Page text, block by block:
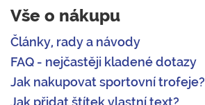
Vše o nákupu
Články, rady a návody
FAQ - nejčastěji kladené dotazy
Jak nakupovat sportovní trofeje?
Jak přidat štítek vlastní text?